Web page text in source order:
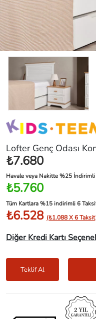
Lofter Genç Odası
₺7.680
Havale veya Nakitte %25
₺5.760
Tüm Kartlara %15 indirimli 6
₺6.528 (₺1.088 X 6
Diğer Kredi Kartı
Teklif Al